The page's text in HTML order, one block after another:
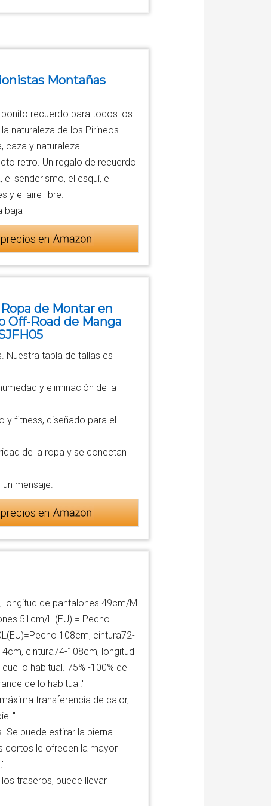
Montañas
recuerdo para todos los
naturaleza de los Pirineos.
caza y naturaleza.
retro. Un regalo de recuerdo
senderismo, el esquí, el
y el aire libre.
baja
en
de Montar en
Off-Road de Manga
Nuestra tabla de tallas es
y eliminación de la
y fitness, diseñado para el
de la ropa y se conectan
mensaje.
en
longitud de pantalones 49cm/M
51cm/L (EU) = Pecho
108cm, cintura72-
cintura74-108cm, longitud
lo habitual. 75% -100% de
de lo habitual."
transferencia de calor,
puede estirar la pierna
cortos le ofrecen la mayor
traseros, puede llevar